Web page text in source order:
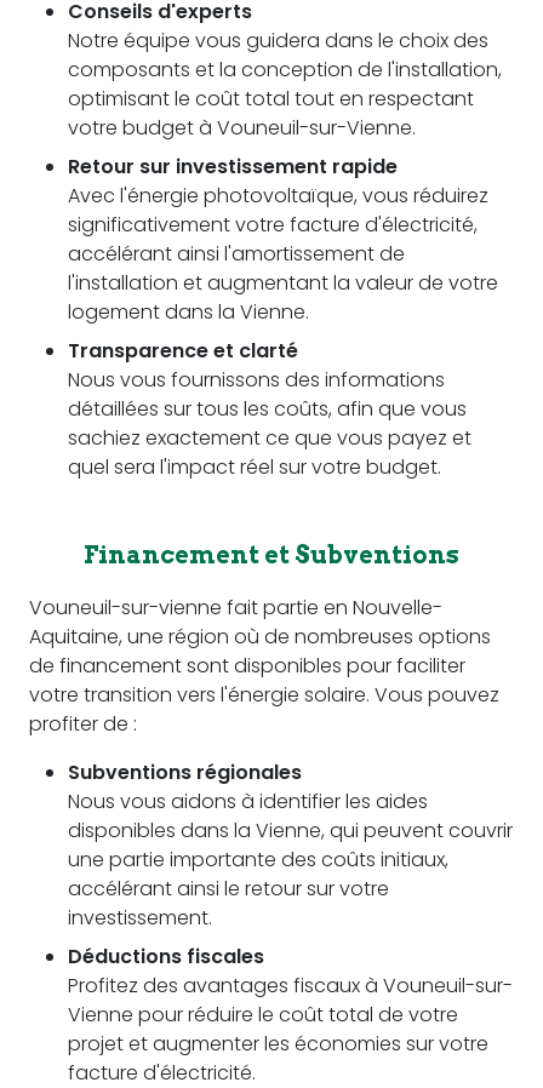
Conseils d'experts
Notre équipe vous guidera dans le choix des
composants et la conception de l'installation,
optimisant le coût total tout en respectant
votre budget à Vouneuil-sur-Vienne.
Retour sur investissement rapide
Avec l'énergie photovoltaïque, vous réduirez
significativement votre facture d'électricité,
accélérant ainsi l'amortissement de
l'installation et augmentant la valeur de votre
logement dans la Vienne.
Transparence et clarté
Nous vous fournissons des informations
détaillées sur tous les coûts, afin que vous
sachiez exactement ce que vous payez et
quel sera l'impact réel sur votre budget.
Financement et Subventions
Vouneuil-sur-vienne fait partie en Nouvelle-
Aquitaine, une région où de nombreuses options
de financement sont disponibles pour faciliter
votre transition vers l'énergie solaire. Vous pouvez
profiter de :
Subventions régionales
Nous vous aidons à identifier les aides
disponibles dans la Vienne, qui peuvent couvrir
une partie importante des coûts initiaux,
accélérant ainsi le retour sur votre
investissement.
Déductions fiscales
Profitez des avantages fiscaux à Vouneuil-sur-
Vienne pour réduire le coût total de votre
projet et augmenter les économies sur votre
facture d'électricité.